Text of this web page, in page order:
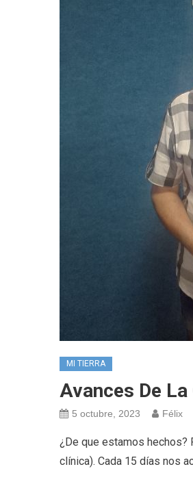
MI TIERRA
Avances De
5 octubre, 2023 Félix
¿De que estamos
clínica). Cada 15 días nos